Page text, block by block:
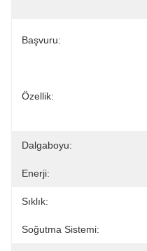
Başvuru:
Özellik:
Dalgaboyu:
Enerji:
Sıklık:
Soğutma Sistemi: